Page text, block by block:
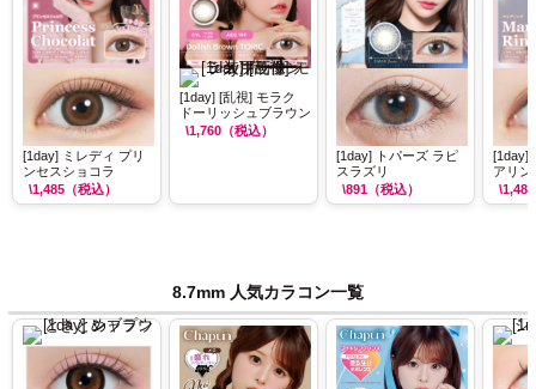
[1day] ミレディ プリ
ンセスショコラ
\1,485 （税込）
[1day] [乱視] モラク
ドーリッシュブラウン
\1,760 （税込）
[1day] トパーズ ラピ
スラズリ
\891 （税込）
[1day]
アリン
\1,485
8.7mm 人気カラコン一覧